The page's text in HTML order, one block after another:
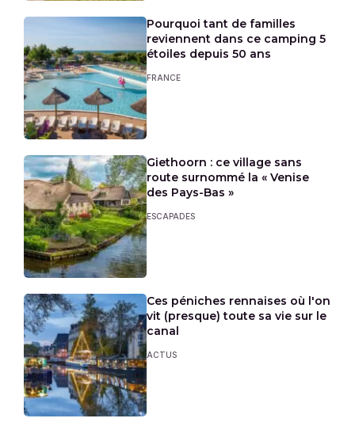
Pourquoi tant de familles
reviennent dans ce camping 5
étoiles depuis 50 ans
FRANCE
Giethoorn : ce village sans
route surnommé la « Venise
des Pays-Bas »
ESCAPADES
Ces péniches rennaises où l'on
vit (presque) toute sa vie sur le
canal
ACTUS